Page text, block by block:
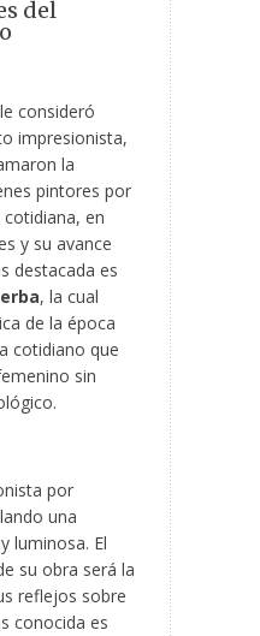
del
consideró
impresionista,
la
pintores por
en
y su avance
destacada es
, la cual
de la época
cotidiano que
sin
por
una
luminosa. El
su obra será la
reflejos sobre
conocida es